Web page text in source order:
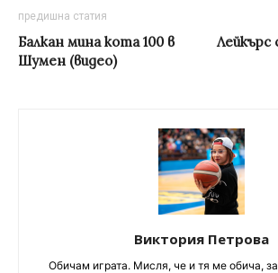
предишна статия
Балкан мина кота 100 в
Шумен (видео)
Лейкърс
Виктория Петрова
Обичам играта. Мисля, че и тя ме обича,